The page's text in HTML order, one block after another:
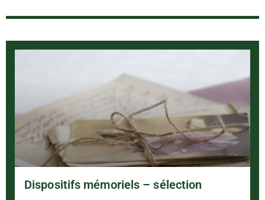
Dispositifs mémoriels – sélection